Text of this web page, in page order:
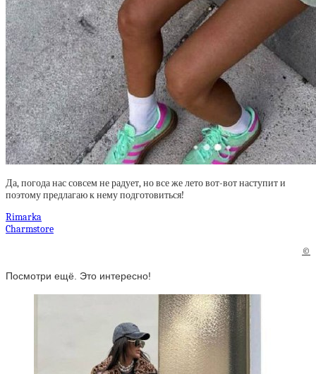
Да, погода нас совсем не радует, но все же лето вот-вот наступит и
поэтому предлагаю к нему подготовиться!
Rimarka
Charmstore
©
Посмотри ещё. Это интересно!